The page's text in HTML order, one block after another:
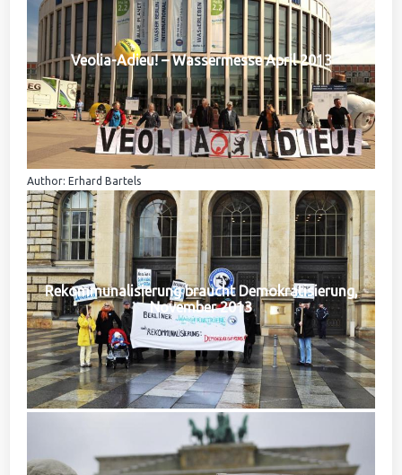
Veolia-Adieu! – Wassermesse April 2013
Author: Erhard Bartels
Rekommunalisierung braucht Demokratisierung,
November 2013